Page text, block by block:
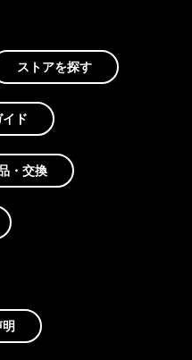
ストアを探す
ド
・交換